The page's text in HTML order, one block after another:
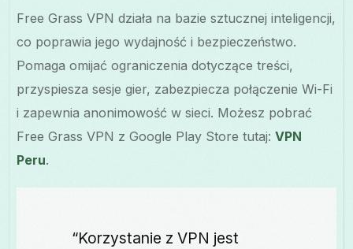
Free Grass VPN działa na bazie sztucznej inteligencji,
co poprawia jego wydajność i bezpieczeństwo.
Pomaga omijać ograniczenia dotyczące treści,
przyspiesza sesje gier, zabezpiecza połączenie Wi-Fi
i zapewnia anonimowość w sieci. Możesz pobrać
Free Grass VPN z Google Play Store tutaj:VPN
Peru.
“Korzystanie z VPN jest